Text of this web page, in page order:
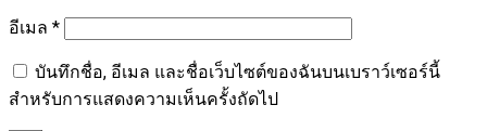
อีเมล *
บันทึกชื่อ, อีเมล และชื่อเว็บไซต์ของฉันบนเบราว์เซอร์นี้
สำหรับการแสดงความเห็นครั้งถัดไป